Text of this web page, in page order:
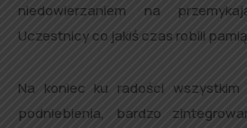
niedowierzaniem na
Uczestnicy co jakiś czas robili
Na koniec ku radości
podniebienia, bardzo